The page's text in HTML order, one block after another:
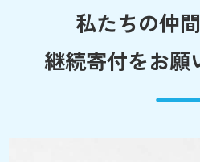
私たちの仲
継続寄付をお願